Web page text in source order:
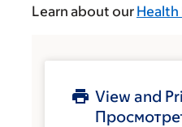
Learn about our
View and